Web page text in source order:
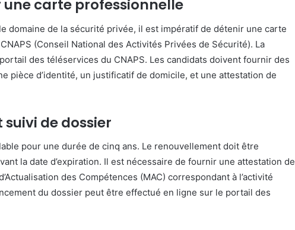
carte professionnelle
domaine de la sécurité privée, il est impératif de détenir une carte
(Conseil National des Activités Privées de Sécurité). La
des téléservices du CNAPS. Les candidats doivent fournir des
pièce d’identité, un justificatif de domicile, et une attestation de
de dossier
pour une durée de cinq ans. Le renouvellement doit être
la date d’expiration. Il est nécessaire de fournir une attestation de
des Compétences (MAC) correspondant à l’activité
du dossier peut être effectué en ligne sur le portail des